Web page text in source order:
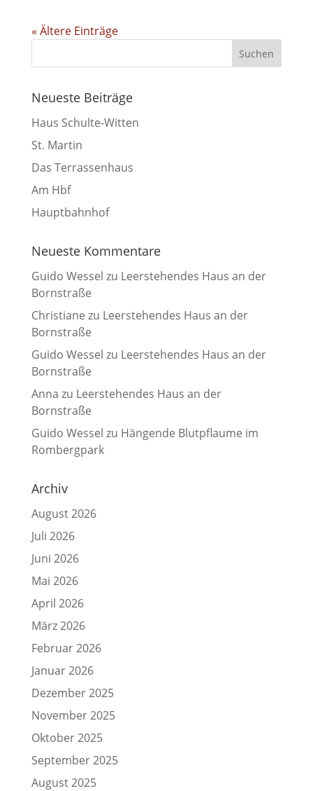
« Ältere Einträge
Neueste Beiträge
Haus Schulte-Witten
St. Martin
Das Terrassenhaus
Am Hbf
Hauptbahnhof
Neueste Kommentare
Guido Wessel zu Leerstehendes Haus an der
Bornstraße
Christiane zu Leerstehendes Haus an der
Bornstraße
Guido Wessel zu Leerstehendes Haus an der
Bornstraße
Anna zu Leerstehendes Haus an der
Bornstraße
Guido Wessel zu Hängende Blutpflaume im
Rombergpark
Archiv
August 2026
Juli 2026
Juni 2026
Mai 2026
April 2026
März 2026
Februar 2026
Januar 2026
Dezember 2025
November 2025
Oktober 2025
September 2025
August 2025